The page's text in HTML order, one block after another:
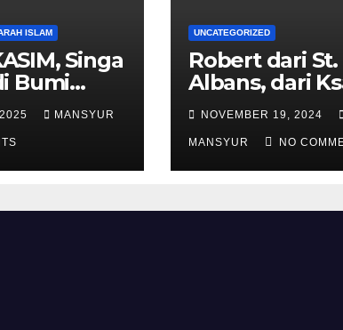
ISLAM
Singa
Bumi
MANSYUR
UNCATEGORIZED
Robert dari St.
Albans, dari
Templar
Komandan
Shalahuddin
Merebut
NOVEMBER 19, 2024
MANSYUR NO